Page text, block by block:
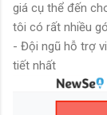
giá cụ thể đến
tôi có rất nhiều
- Đội ngũ hỗ trợ
tiết nhất